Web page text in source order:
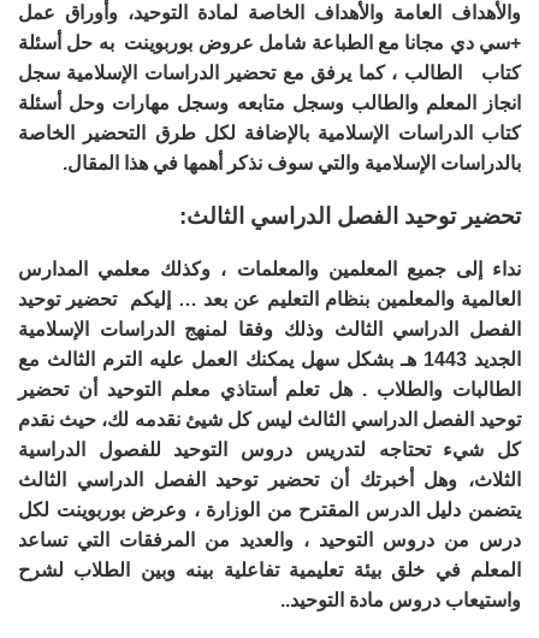
والأهداف العامة والأهداف الخاصة لمادة التوحيد، وأوراق عمل
+سي دي مجانا مع الطباعة شامل عروض بوربوينت به حل أسئلة
كتاب الطالب ، كما يرفق مع تحضير الدراسات الإسلامية سجل
انجاز المعلم والطالب وسجل متابعه وسجل مهارات وحل أسئلة
كتاب الدراسات الإسلامية بالإضافة لكل طرق التحضير الخاصة
بالدراسات الإسلامية والتي سوف نذكر أهمها في هذا المقال.
تحضير توحيد الفصل الدراسي الثالث:
نداء إلى جميع المعلمين والمعلمات ، وكذلك معلمي المدارس
العالمية والمعلمين بنظام التعليم عن بعد … إليكم تحضير توحيد
الفصل الدراسي الثالث وذلك وفقا لمنهج الدراسات الإسلامية
الجديد 1443 هـ بشكل سهل يمكنك العمل عليه الترم الثالث مع
الطالبات والطلاب . هل تعلم أستاذي معلم التوحيد أن تحضير
توحيد الفصل الدراسي الثالث ليس كل شيئ نقدمه لك، حيث نقدم
كل شيء تحتاجه لتدريس دروس التوحيد للفصول الدراسية
الثلاث، وهل أخبرتك أن تحضير توحيد الفصل الدراسي الثالث
يتضمن دليل الدرس المقترح من الوزارة ، وعرض بوربوينت لكل
درس من دروس التوحيد ، والعديد من المرفقات التي تساعد
المعلم في خلق بيئة تعليمية تفاعلية بينه وبين الطلاب لشرح
واستيعاب دروس مادة التوحيد..